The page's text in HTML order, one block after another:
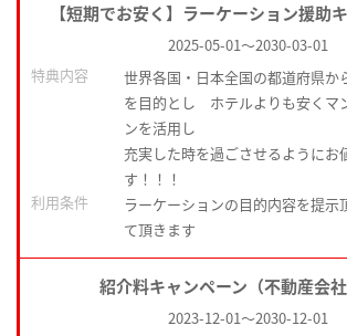
【短期でお安く】ラーケーション援助
2025-05-01～2030-03-01
特典内容
世界各国・日本全国の都道府県か
を目的とし ホテルよりも安くマ
ンを活用し
充実した時を過ごさせるようにお
す！！！
利用条件
ラーケーションの目的内容を提示
て頂きます
紹介料キャンペーン（不動産会社
2023-12-01～2030-12-01